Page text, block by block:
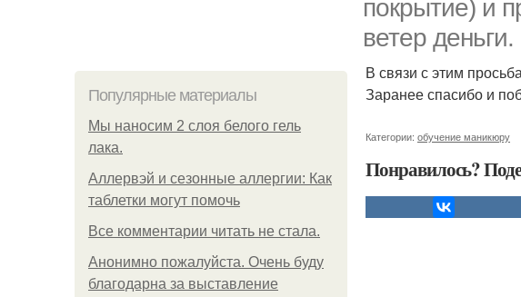
покрытие) и
ветер деньги.
Популярные материалы
Мы наносим 2 слоя белого гель
лака.
Аллервэй и сезонные аллергии: Как
таблетки могут помочь
Все комментарии читать не стала.
Анонимно пожалуйста. Очень буду
благодарна за выставление
В связи с этим
Заранее спасибо и
Категории: обучение маникюру
Понравилось?